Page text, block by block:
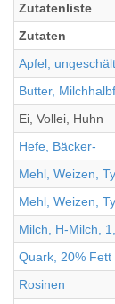
Zutatenliste
Zutaten
Apfel,
Butter,
Ei, Vollei, Huhn
Hefe, Bäcker-
Mehl, Weizen,
Mehl, Weizen,
Milch, H-Milch,
Quark, 20% Fett
Rosinen